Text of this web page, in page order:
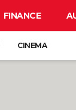
FINANCE
CINEMA